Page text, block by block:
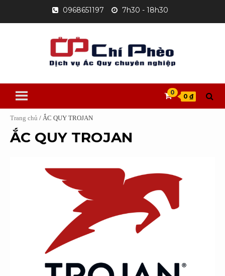
content
0968651197 7h30 - 18h30
0
0 ₫
Trang chủ / ẮC QUY TROJAN
ẮC QUY TROJAN